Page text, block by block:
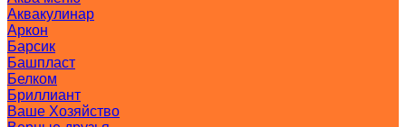
Аквакулинар
Аркон
Барсик
Башпласт
Белком
Бриллиант
Ваше Хозяйство